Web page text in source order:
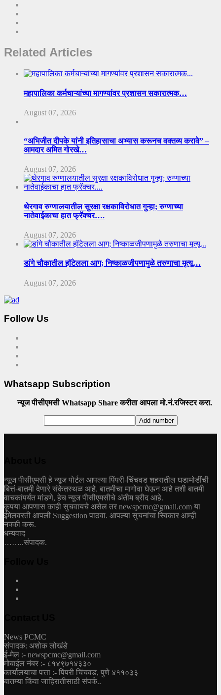
Related Articles
महापालिका कर्मचाऱ्यांच्या मागण्यांवर प्रशासन सकारात्मक…
August 07, 2026
“अभिजीत दीपके यांनी इतिहासाचा अभ्यास करूनच वक्तव्य करावे” –
आमदार अमित गोरखे…
August 07, 2026
थेरगाव रुग्णालयातील सुरक्षा रक्षकाविरोधात गुन्हा; रुग्णाच्या
नातेवाईकाचा हात फ्रॅक्चर….
August 07, 2026
डांगे चौकातील हॉटेलला आग; निष्काळजीपणामुळे तरुणाचा मृत्यू…
August 07, 2026
Follow Us
Whatsapp Subscription
न्यूज पीसीएमसी Whatsapp Share करीता आपला मो.नं.रजिस्टर करा.
न्यूज पीसीएमसी हे न्यूज पोर्टल आपल्या पिंपरी-चिंचवड शहरातील घडामोडींची
बित्तं-बातमी देणारे संकेतस्थळ आहे. बातमीचा मागोवा घेऊन आहे तशी बातमी
वाचकांपर्यंत मांडणे, हेच न्यूज पीसीएमसीचे अंतीम ब्रीद आहे.
कृपया आपणास काही सुचवायचे असेल तर newspcmc@gmail.com या
ईमेलवरती आपली Suggestion पाठवा. आपल्या सुचनांचा स्विकार आम्ही
नक्की करू.
धन्यवाद
……..संपादक.
News PCMC
संपादक: अशोक लोखंडे
ई-मेल :- newspcmc@gmail.com
मोबाईल नंबर :- ८१४९७१४३३०
कार्यालयाचा पत्ता :- पिंपरी चिंचवड, पुणे ४११०३३
बातम्या किंवा जाहिरातीसाठी संपर्क..